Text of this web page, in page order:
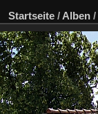
Startseite / Alben /